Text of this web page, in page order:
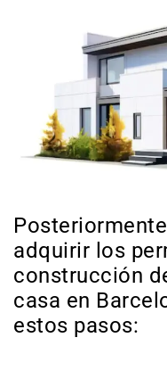
adquirir los
construcción
casa en
estos pasos: